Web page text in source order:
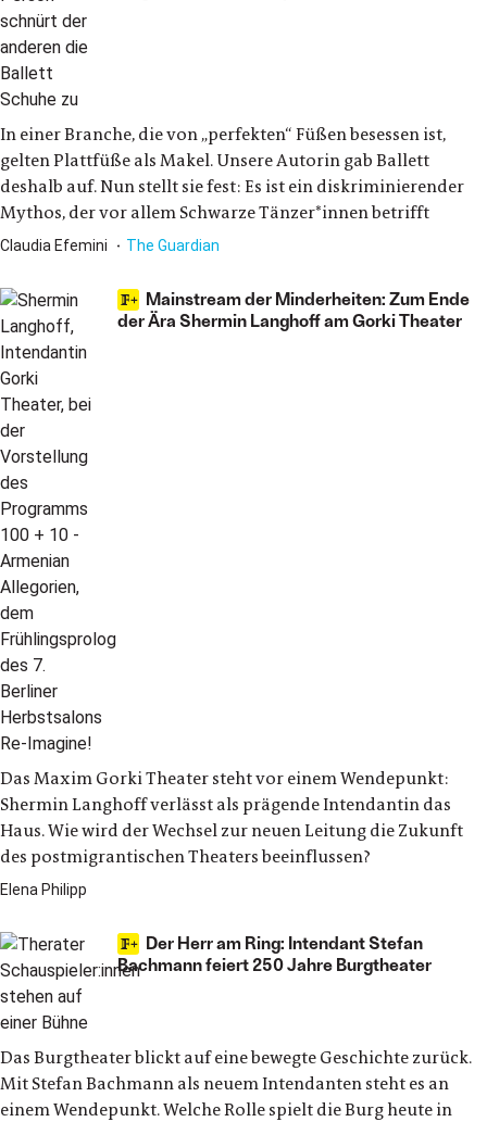
In einer Branche, die von „perfekten“ Füßen besessen ist,
gelten Plattfüße als Makel. Unsere Autorin gab Ballett
deshalb auf. Nun stellt sie fest: Es ist ein diskriminierender
Mythos, der vor allem Schwarze Tänzer*innen betrifft
Claudia Efemini The Guardian
Mainstream der Minderheiten: Zum Ende
der Ära Shermin Langhoff am Gorki Theater
Das Maxim Gorki Theater steht vor einem Wendepunkt:
Shermin Langhoff verlässt als prägende Intendantin das
Haus. Wie wird der Wechsel zur neuen Leitung die Zukunft
des postmigrantischen Theaters beeinflussen?
Elena Philipp
Der Herr am Ring: Intendant Stefan
Bachmann feiert 250 Jahre Burgtheater
Das Burgtheater blickt auf eine bewegte Geschichte zurück.
Mit Stefan Bachmann als neuem Intendanten steht es an
einem Wendepunkt. Welche Rolle spielt die Burg heute in